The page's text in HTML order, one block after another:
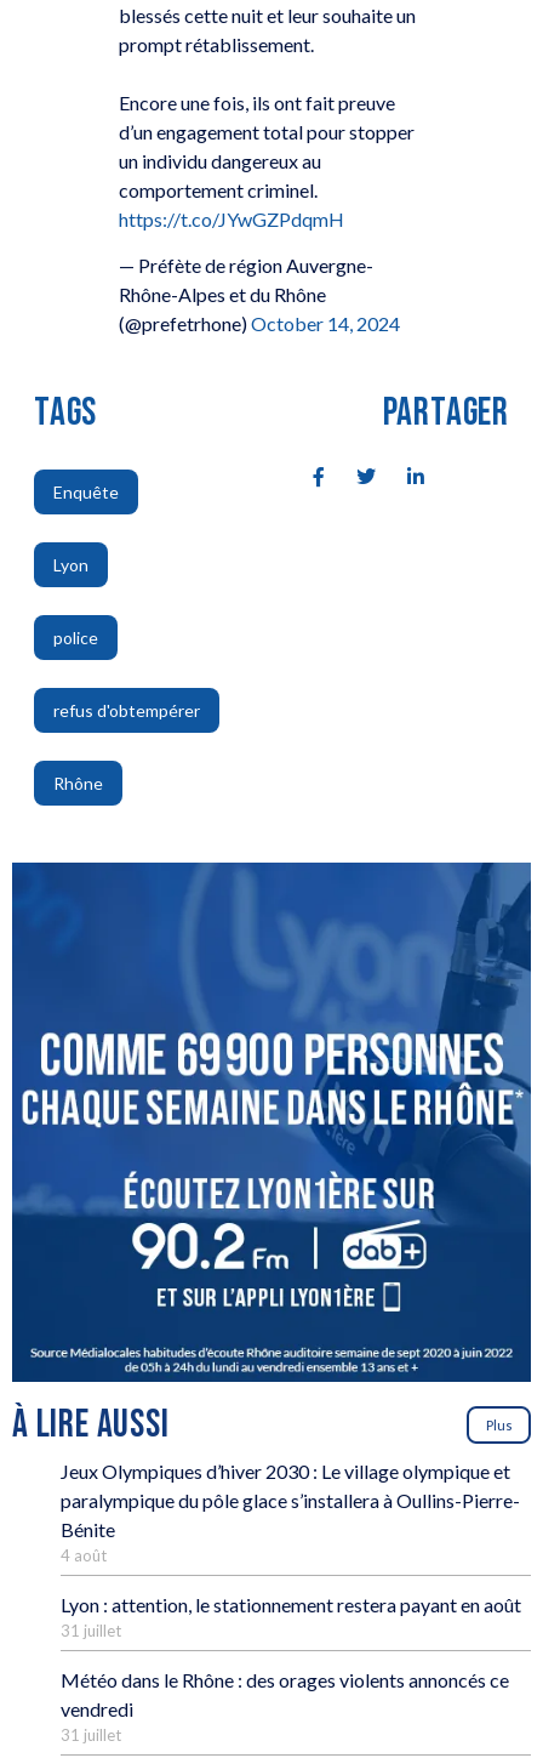
blessés cette nuit et leur souhaite un
prompt rétablissement.
Encore une fois, ils ont fait preuve
d’un engagement total pour stopper
un individu dangereux au
comportement criminel.
https://t.co/JYwGZPdqmH
— Préfète de région Auvergne-
Rhône-Alpes et du Rhône
(@prefetrhone)October 14, 2024
TAGS
Enquête
,
Lyon
,
police
,
refus d'obtempérer
,
Rhône
PARTAGER
À LIRE AUSSI Plus
Jeux Olympiques d’hiver 2030 : Le village olympique et
paralympique du pôle glace s’installera à Oullins-Pierre-
Bénite
4 août
Lyon : attention, le stationnement restera payant en août
31 juillet
Météo dans le Rhône : des orages violents annoncés ce
vendredi
31 juillet